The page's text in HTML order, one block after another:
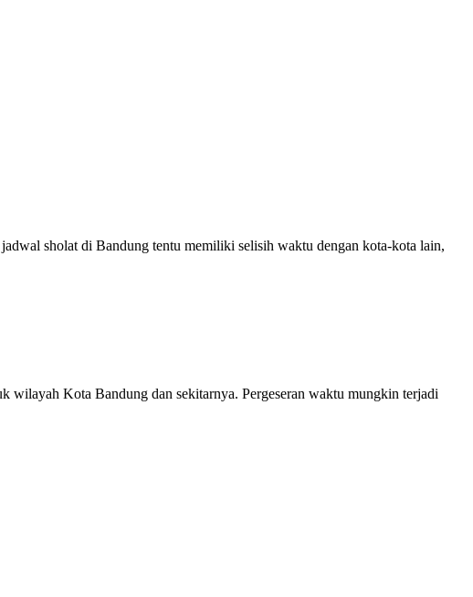
sholat di Bandung tentu memiliki selisih waktu dengan kota-kota lain,
wilayah Kota Bandung dan sekitarnya. Pergeseran waktu mungkin terjadi